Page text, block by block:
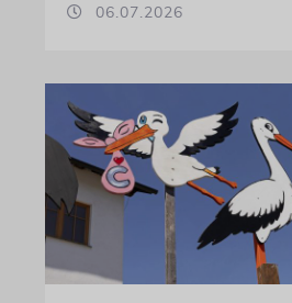
06.07.2026